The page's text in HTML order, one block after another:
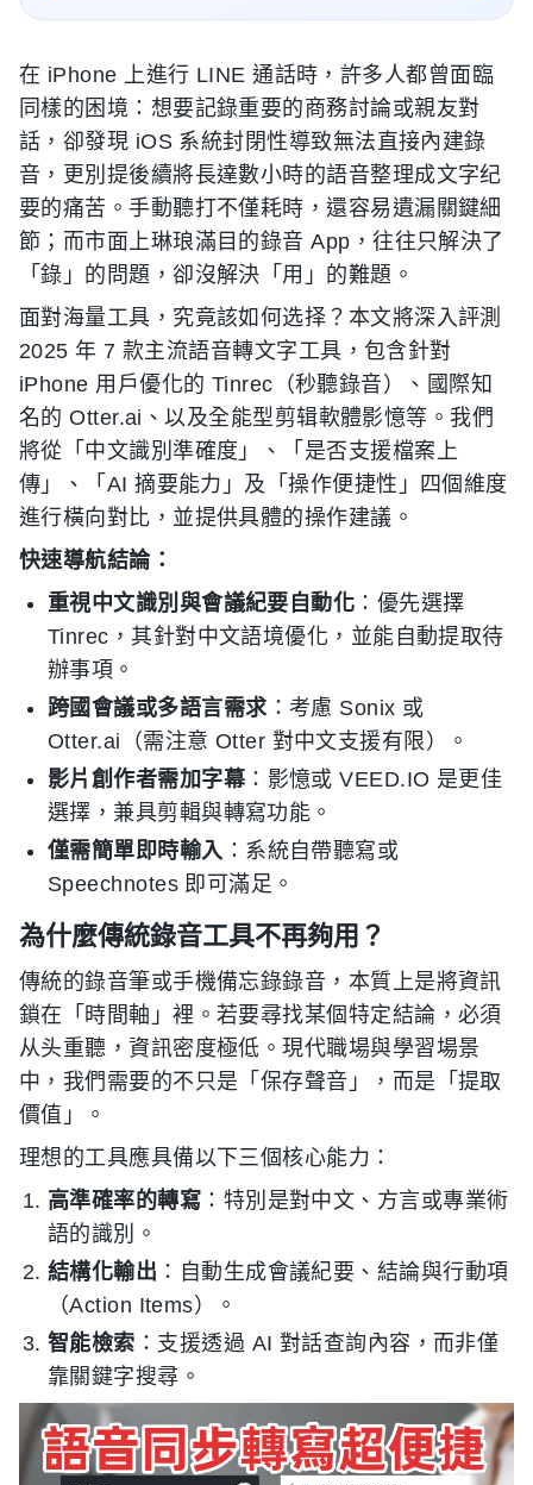
在 iPhone 上進行 LINE 通話時，許多人都曾面臨
同樣的困境：想要記錄重要的商務討論或親友對
話，卻發現 iOS 系統封閉性導致無法直接內建錄
音，更別提後續將長達數小時的語音整理成文字纪
要的痛苦。手動聽打不僅耗時，還容易遺漏關鍵細
節；而市面上琳琅滿目的錄音 App，往往只解決了
「錄」的問題，卻沒解決「用」的難題。
面對海量工具，究竟該如何选择？本文將深入評測
2025 年 7 款主流語音轉文字工具，包含針對
iPhone 用戶優化的 Tinrec（秒聽錄音）、國際知
名的 Otter.ai、以及全能型剪辑軟體影憶等。我們
將從「中文識別準確度」、「是否支援檔案上
傳」、「AI 摘要能力」及「操作便捷性」四個維度
進行橫向對比，並提供具體的操作建議。
快速導航結論：
重視中文識別與會議紀要自動化 ：優先選擇
Tinrec，其針對中文語境優化，並能自動提取待
辦事項。
跨國會議或多語言需求：考慮 Sonix 或
Otter.ai（需注意 Otter 對中文支援有限）。
影片創作者需加字幕：影憶或 VEED.IO 是更佳
選擇，兼具剪輯與轉寫功能。
僅需簡單即時輸入 ：系統自帶聽寫或
Speechnotes 即可滿足。
為什麼傳統錄音工具不再夠用？
傳統的錄音筆或手機備忘錄錄音，本質上是將資訊
鎖在「時間軸」裡。若要尋找某個特定結論，必須
从头重聽，資訊密度極低。現代職場與學習場景
中，我們需要的不只是「保存聲音」，而是「提取
價值」。
理想的工具應具備以下三個核心能力：
高準確率的轉寫 ：特別是對中文、方言或專業術
語的識別。
結構化輸出 ：自動生成會議紀要、結論與行動項
（Action Items）。
智能檢索 ：支援透過 AI 對話查詢內容，而非僅
靠關鍵字搜尋。